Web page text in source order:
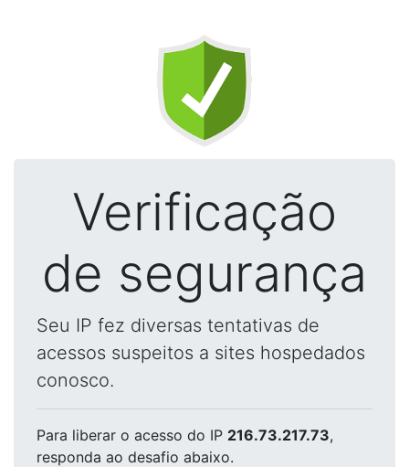
Verificação
de segurança
Seu IP fez diversas tentativas de
acessos suspeitos a sites hospedados
conosco.
Para liberar o acesso do IP 216.73.217.73,
responda ao desafio abaixo.